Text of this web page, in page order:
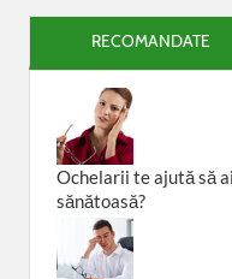
RECOMANDATE
Ochelarii te ajută să
sănătoasă?